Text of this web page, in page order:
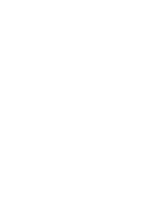
et le confort d’une
nauséeux et le goût
vos propos avec un
plus réceptifs à vos
ces dernières années,
cabinets dentaires.
nombreux.